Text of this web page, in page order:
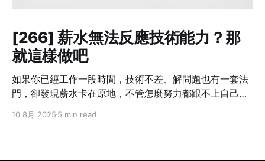
[266] 薪水無法反應技術能力？那
就這樣做吧
如果你已經工作一段時間，技術不差、解問題也有一套法
門，卻發現薪水卡在原地，不管怎麼努力都跟不上自己的
想過：「我現在的貢獻，真的只有這個數字嗎？」但光靠
10 8月 2025 5 min read